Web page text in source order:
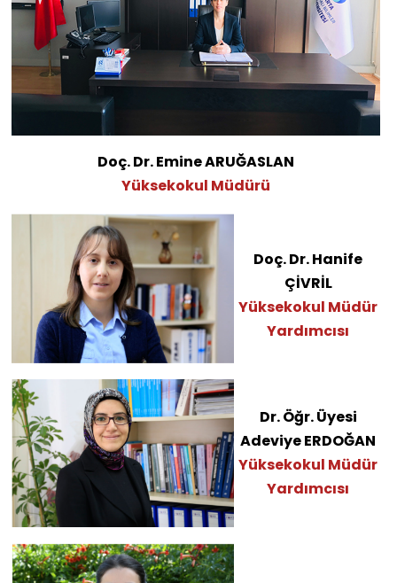
Doç. Dr. Emine ARUĞASLAN
Yüksekokul Müdürü
Doç. Dr. Hanife
ÇİVRİL
Yüksekokul Müdür
Yardımcısı
Dr. Öğr. Üyesi
Adeviye ERDOĞAN
Yüksekokul Müdür
Yardımcısı